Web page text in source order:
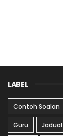
LABEL
Contoh Soalan
Guru